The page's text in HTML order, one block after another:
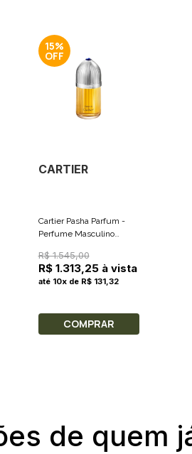
15%
CARTIER
Cartier Pasha Parfum -
Perfume Masculino
R$ 1.545,00
R$ 1.313,25 à vista
até 10x de R$ 131,32
COMPRAR
de quem